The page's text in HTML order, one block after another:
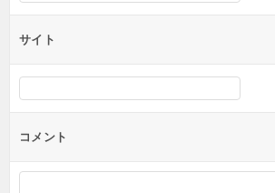
サイト
コメント